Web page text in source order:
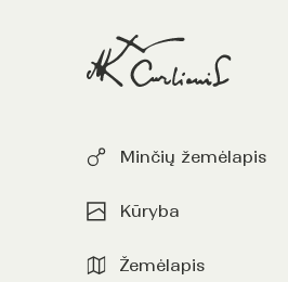
Minčių žemėlapis
Kūryba
Žemėlapis